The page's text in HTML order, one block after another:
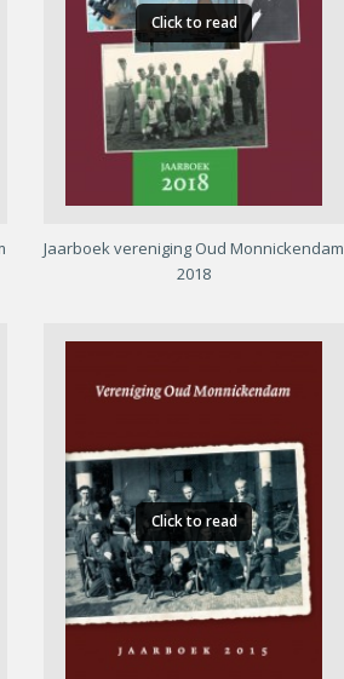
Click to read
Jaarboek vereniging Oud Monnickendam
2018
Click to read